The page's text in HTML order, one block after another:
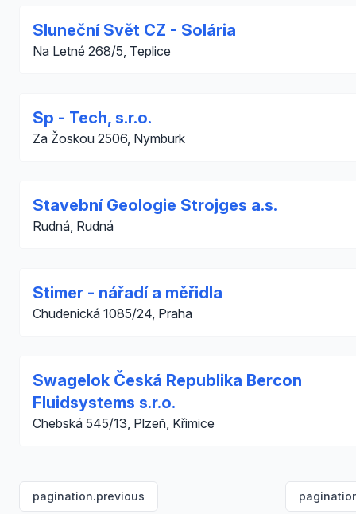
Sluneční Svět CZ - Solária
Na Letné 268/5, Teplice
Sp - Tech, s.r.o.
Za Žoskou 2506, Nymburk
Stavební Geologie Strojges a.s.
Rudná, Rudná
Stimer - nářadí a měřidla
Chudenická 1085/24, Praha
Swagelok Česká Republika Bercon
Fluidsystems s.r.o.
Chebská 545/13, Plzeň, Křimice
pagination.previous